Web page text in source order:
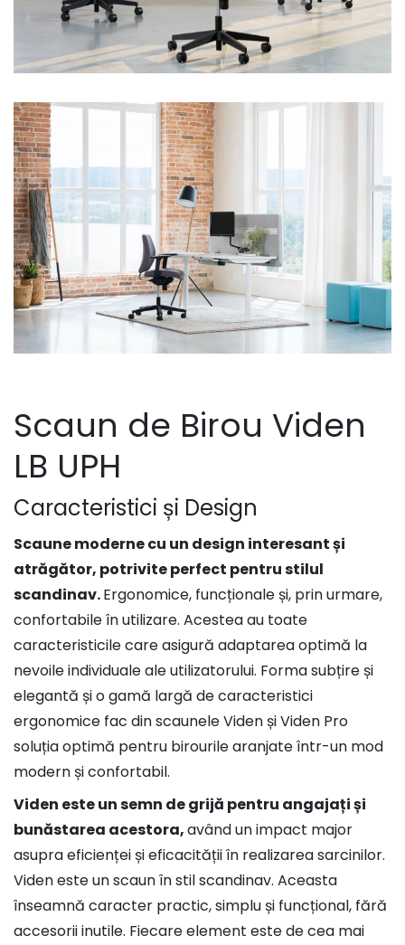
Scaun de Birou Viden
LB UPH
Caracteristici și Design
Scaune moderne cu un design interesant și
atrăgător, potrivite perfect pentru stilul
scandinav.Ergonomice, funcționale și, prin urmare,
confortabile în utilizare. Acestea au toate
caracteristicile care asigură adaptarea optimă la
nevoile individuale ale utilizatorului. Forma subțire și
elegantă și o gamă largă de caracteristici
ergonomice fac din scaunele Viden și Viden Pro
soluția optimă pentru birourile aranjate într-un mod
modern și confortabil.
Viden este un semn de grijă pentru angajați și
bunăstarea acestora,având un impact major
asupra eficienței și eficacității în realizarea sarcinilor.
Viden este un scaun în stil scandinav. Aceasta
înseamnă caracter practic, simplu și funcțional, fără
accesorii inutile. Fiecare element este de cea mai